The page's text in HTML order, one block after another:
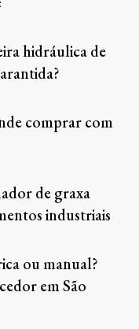
hidráulica de
comprar com
de graxa
industriais
ou manual?
em São